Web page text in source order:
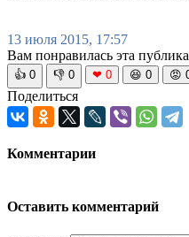
13 июля 2015, 17:57
Вам понравилась эта
👍 0 👎 0 ❤ 0 😆 0 😡
Поделиться
Комментарии
Оставить комментарий